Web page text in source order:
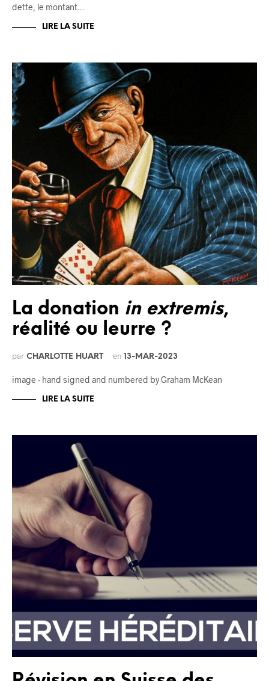
dette, le montant…
LIRE LA SUITE
La donation in extremis,
réalité ou leurre ?
par CHARLOTTE HUART en 13-MAR-2023
image - hand signed and numbered by Graham McKean
LIRE LA SUITE